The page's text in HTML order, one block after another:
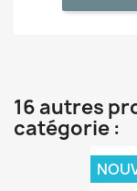
16 autres
catégorie :